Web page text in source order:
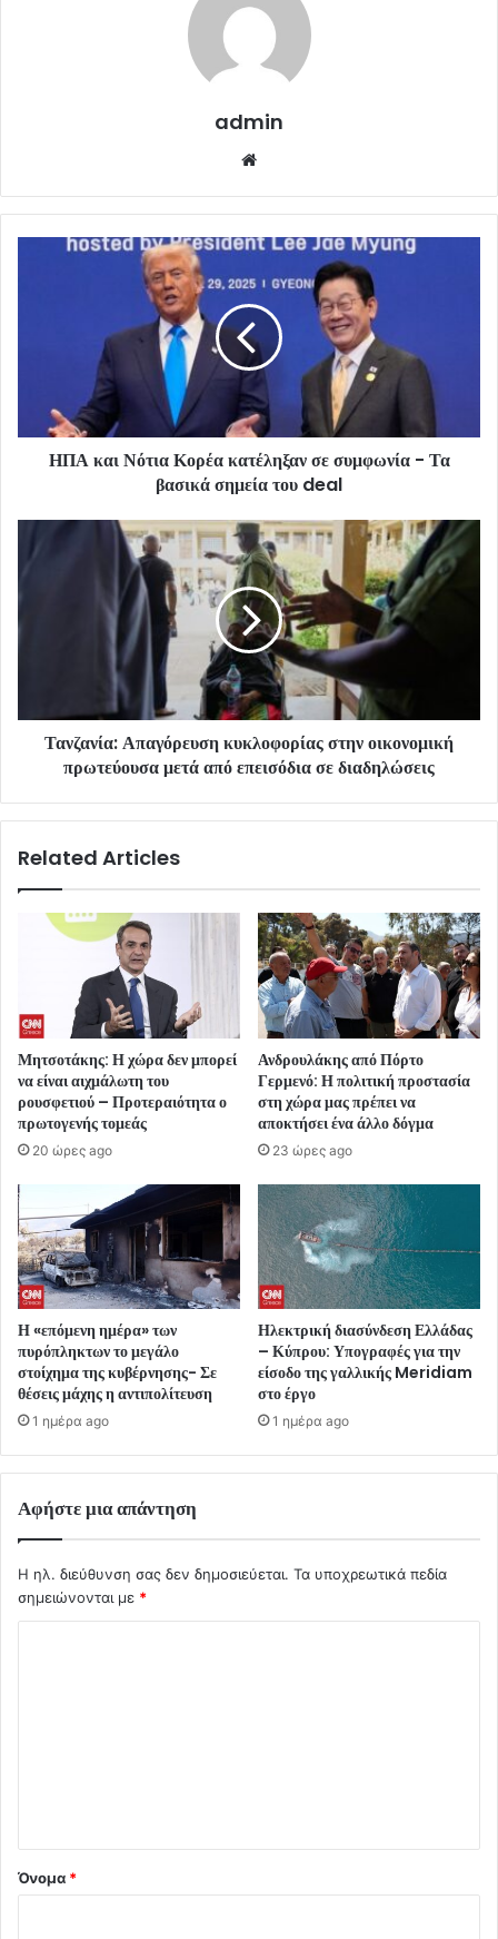
admin
ΗΠΑ και Νότια Κορέα κατέληξαν σε συμφωνία - Τα
βασικά σημεία του deal
Τανζανία: Απαγόρευση κυκλοφορίας στην οικονομική
πρωτεύουσα μετά από επεισόδια σε διαδηλώσεις
Related Articles
Μητσοτάκης: Η χώρα δεν μπορεί
να είναι αιχμάλωτη του
ρουσφετιού – Προτεραιότητα ο
πρωτογενής τομεάς
20 ώρες ago
Ανδρουλάκης από Πόρτο
Γερμενό: Η πολιτική προστασία
στη χώρα μας πρέπει να
αποκτήσει ένα άλλο δόγμα
23 ώρες ago
Η «επόμενη ημέρα» των
πυρόπληκτων το μεγάλο
στοίχημα της κυβέρνησης- Σε
θέσεις μάχης η αντιπολίτευση
1 ημέρα ago
Ηλεκτρική διασύνδεση Ελλάδας
– Κύπρου: Υπογραφές για την
είσοδο της γαλλικής Meridiam
στο έργο
1 ημέρα ago
Αφήστε μια απάντηση
Η ηλ. διεύθυνση σας δεν δημοσιεύεται. Τα υποχρεωτικά πεδία
σημειώνονται με *
Όνομα *